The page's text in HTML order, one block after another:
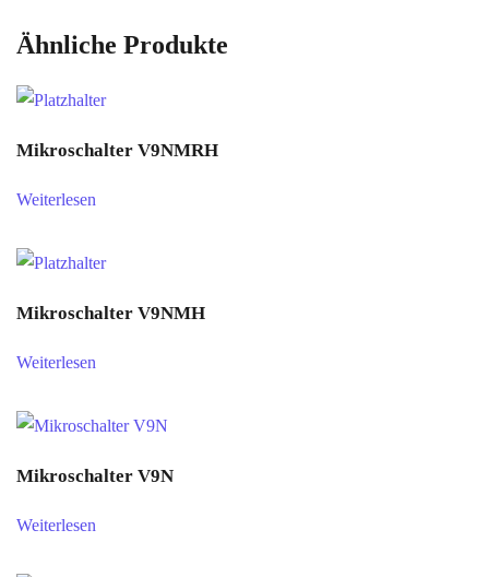
Ähnliche Produkte
Mikroschalter V9NMRH
Weiterlesen
Mikroschalter V9NMH
Weiterlesen
Mikroschalter V9N
Weiterlesen